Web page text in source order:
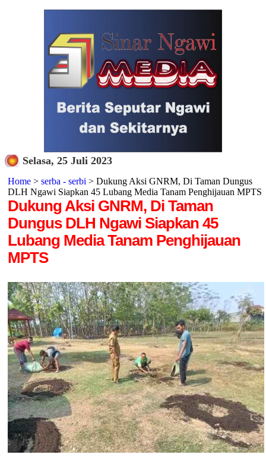
Selasa, 25 Juli 2023
Home> serba - serbi > Dukung Aksi GNRM, Di Taman Dungus
DLH Ngawi Siapkan 45 Lubang Media Tanam Penghijauan MPTS
Dukung Aksi GNRM, Di Taman
Dungus DLH Ngawi Siapkan 45
Lubang Media Tanam Penghijauan
MPTS